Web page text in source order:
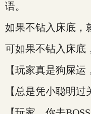
语。
如果不钻入床底，
可如果不钻入床底
【玩家真是狗屎运
【总是凭小聪明过